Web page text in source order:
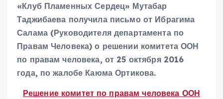
«Клуб Пламенных Сердец» Мутабар
Таджибаева получила письмо от Ибрагима
Салама (Руководителя департамента по
Правам Человека) о решении комитета ООН
по правам человека, от 25 октября 2016
года, по жалобе Каюма Ортикова.
Решение комитет по правам человека ООН